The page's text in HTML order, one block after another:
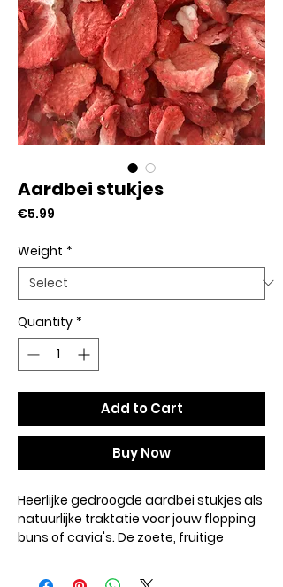
Aardbei stukjes
€5.99
Weight *
Quantity *
Add to Cart
Buy Now
Heerlijke gedroogde aardbei stukjes als
natuurlijke traktatie voorjouw flopping
buns of cavia's. De zoete, fruitige
afwisselend verwenmoment.